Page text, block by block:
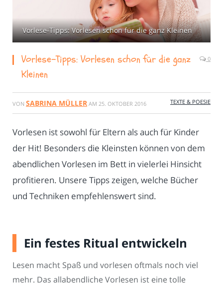
Vorlese-Tipps: Vorlesen schon für die ganz Kleinen
Vorlese-Tipps: Vorlesen schon für die ganz
Kleinen
0
VON SABRINA MÜLLER AM 25. OKTOBER 2016 TEXTE & POESIE
Vorlesen ist sowohl für Eltern als auch für Kinder
der Hit! Besonders die Kleinsten können von dem
abendlichen Vorlesen im Bett in vielerlei Hinsicht
profitieren. Unsere Tipps zeigen, welche Bücher
und Techniken empfehlenswert sind.
Ein festes Ritual entwickeln
Lesen macht Spaß und vorlesen oftmals noch viel
mehr. Das allabendliche Vorlesen ist eine tolle